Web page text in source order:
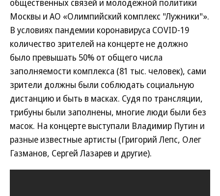
общественных связей и молодежной политики
Москвы и АО «Олимпийский комплекс "Лужники"».
В условиях пандемии коронавируса COVID-19
количество зрителей на концерте не должно
было превышать 50% от общего числа
заполняемости комплекса (81 тыс. человек), сами
зрители должны были соблюдать социальную
дистанцию и быть в масках. Судя по трансляции,
трибуны были заполнены, многие люди были без
масок. На концерте выступали Владимир Путин и
разные известные артисты (Григорий Лепс, Олег
Газманов, Сергей Лазарев и другие).